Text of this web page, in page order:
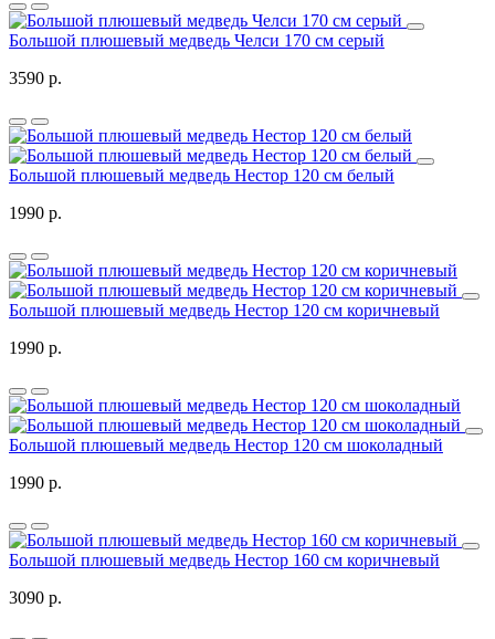
Большой плюшевый медведь Челси 170 см серый
3590 р.
Большой плюшевый медведь Нестор 120 см белый
1990 р.
Большой плюшевый медведь Нестор 120 см коричневый
1990 р.
Большой плюшевый медведь Нестор 120 см шоколадный
1990 р.
Большой плюшевый медведь Нестор 160 см коричневый
3090 р.